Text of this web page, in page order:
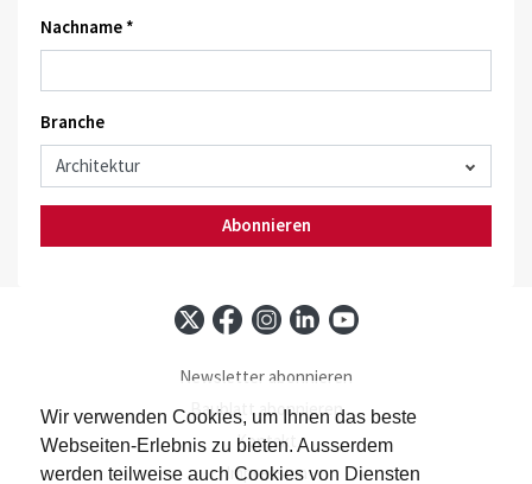
Wir verwenden Cookies, um Ihnen das beste
Webseiten-Erlebnis zu bieten. Ausserdem
werden teilweise auch Cookies von Diensten
Nachname *
Branche
Abonnieren
Newsletter abonnieren
Baublatt abonnieren
Kontakt
Impressum